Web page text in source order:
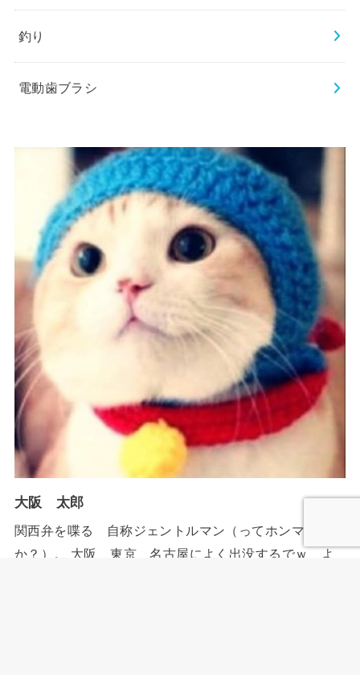
釣り
電動歯ブラシ
大阪 太郎
関西弁を喋る 自称ジェントルマン（ってホンマ
か？）。 大阪 東京 名古屋によく出没するでｗ よ